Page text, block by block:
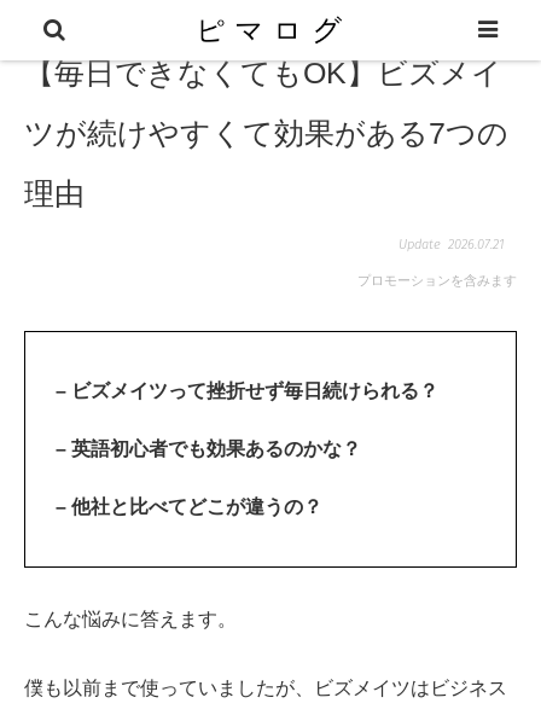
【毎日できなくてもOK】ビズメイ
ツが続けやすくて効果がある7つの
理由
2026.07.21
プロモーションを含みます
– ビズメイツって挫折せず毎日続けられる？
– 英語初心者でも効果あるのかな？
– 他社と比べてどこが違うの？
こんな悩みに答えます。
僕も以前まで使っていましたが、ビズメイツはビジネス